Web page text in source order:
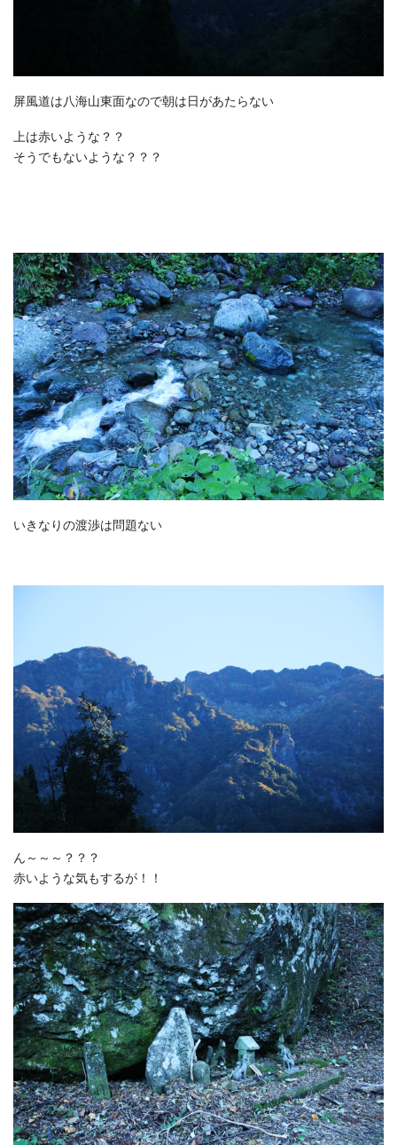
屏風道は八海山東面なので朝は日があたらない
上は赤いような？？
そうでもないような？？？
いきなりの渡渉は問題ない
ん～～～？？？
赤いような気もするが！！